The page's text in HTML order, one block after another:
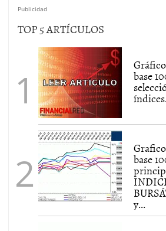
Publicidad
TOP 5 ARTÍCULOS
base
base
y...